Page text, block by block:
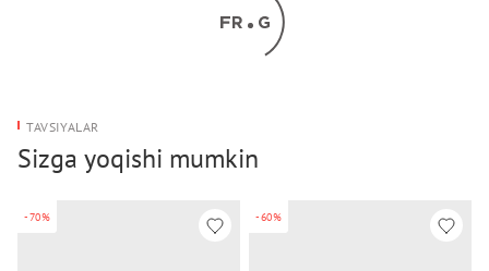
TAVSIYALAR
Sizga yoqishi mumkin
-70% -60%